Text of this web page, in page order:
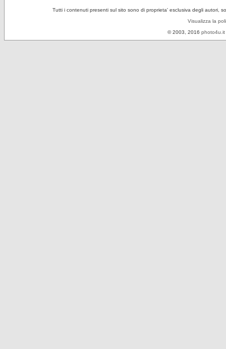
Tutti i contenuti presenti sul sito sono di proprieta' esclusiva degli autori,
Visualizza la
© 2003, 2016 photo4u.it